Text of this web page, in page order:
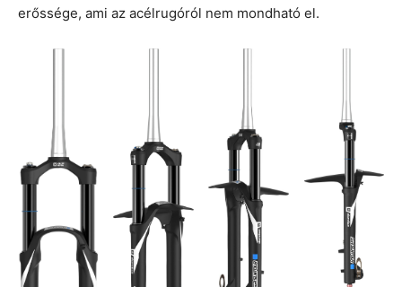
erőssége, ami az acélrugóról nem mondható el.